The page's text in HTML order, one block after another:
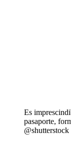
Es
pasaporte,
@shutterstock